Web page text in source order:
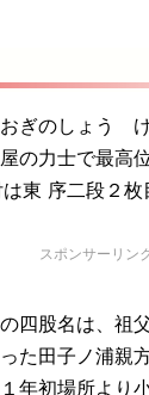
ぎのしょう
の力士で最高
東 序二段２枚
スポンサーリン
四股名は、祖
た田子ノ浦親
年初場所より